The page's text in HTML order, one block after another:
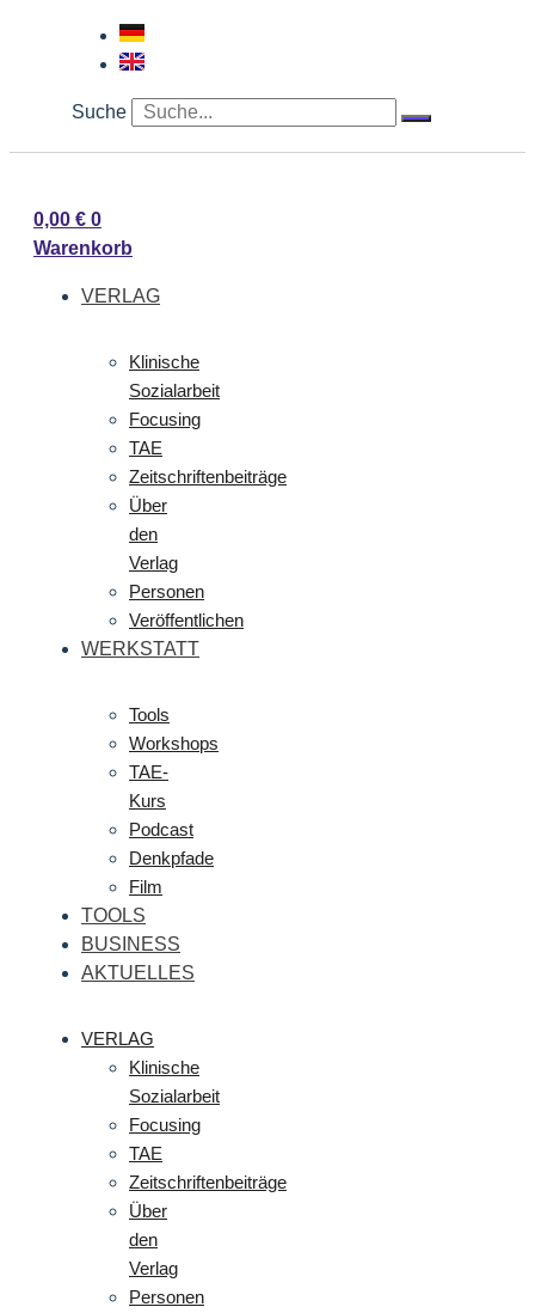
Suche
0,00 € 0
Warenkorb
VERLAG
Klinische
Sozialarbeit
Focusing
TAE
Zeitschriftenbeiträge
Über
den
Verlag
Personen
Veröffentlichen
WERKSTATT
Tools
Workshops
TAE-
Kurs
Podcast
Denkpfade
Film
TOOLS
BUSINESS
AKTUELLES
VERLAG
Klinische
Sozialarbeit
Focusing
TAE
Zeitschriftenbeiträge
Über
den
Verlag
Personen